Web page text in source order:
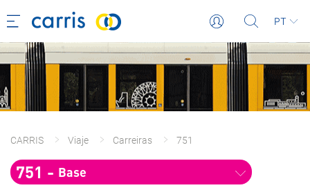
PT
CARRIS Viaje Carreiras 751
751 - Base